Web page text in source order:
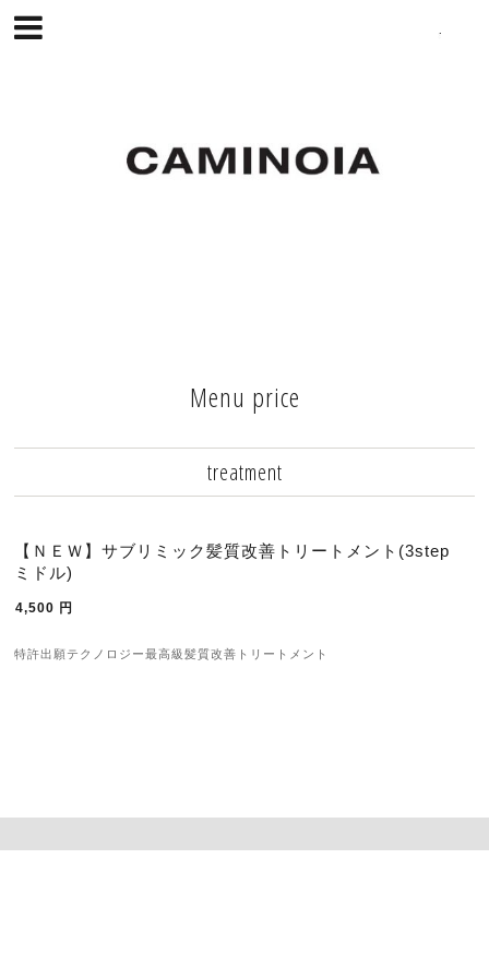
Menu price
treatment
【ＮＥＷ】サブリミック髪質改善トリートメント(3step
ミドル)
4,500 円
特許出願テクノロジー最高級髪質改善トリートメント